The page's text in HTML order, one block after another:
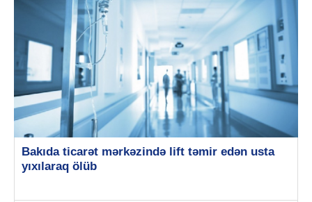
Bakıda ticarət mərkəzində lift təmir edən usta
yıxılaraq ölüb